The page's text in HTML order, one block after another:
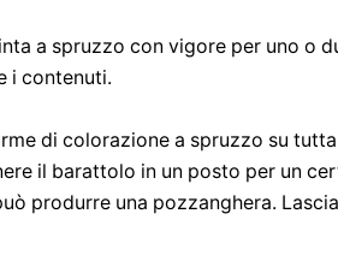
a spruzzo con vigore per uno o
i contenuti.
di colorazione a spruzzo su
il barattolo in un posto per un
produrre una pozzanghera.